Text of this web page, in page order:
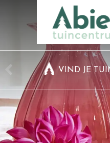
VIND JE